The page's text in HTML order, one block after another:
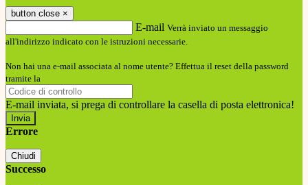
button close ×
E-mail Verrà inviato un messaggio
all'indirizzo indicato con le istruzioni necessarie.
Non hai una e-mail associata al nome utente? Effettua il reset della password
tramite la
E-mail inviata, si prega di controllare la casella di posta elettronica!
Errore
Chiudi
Successo